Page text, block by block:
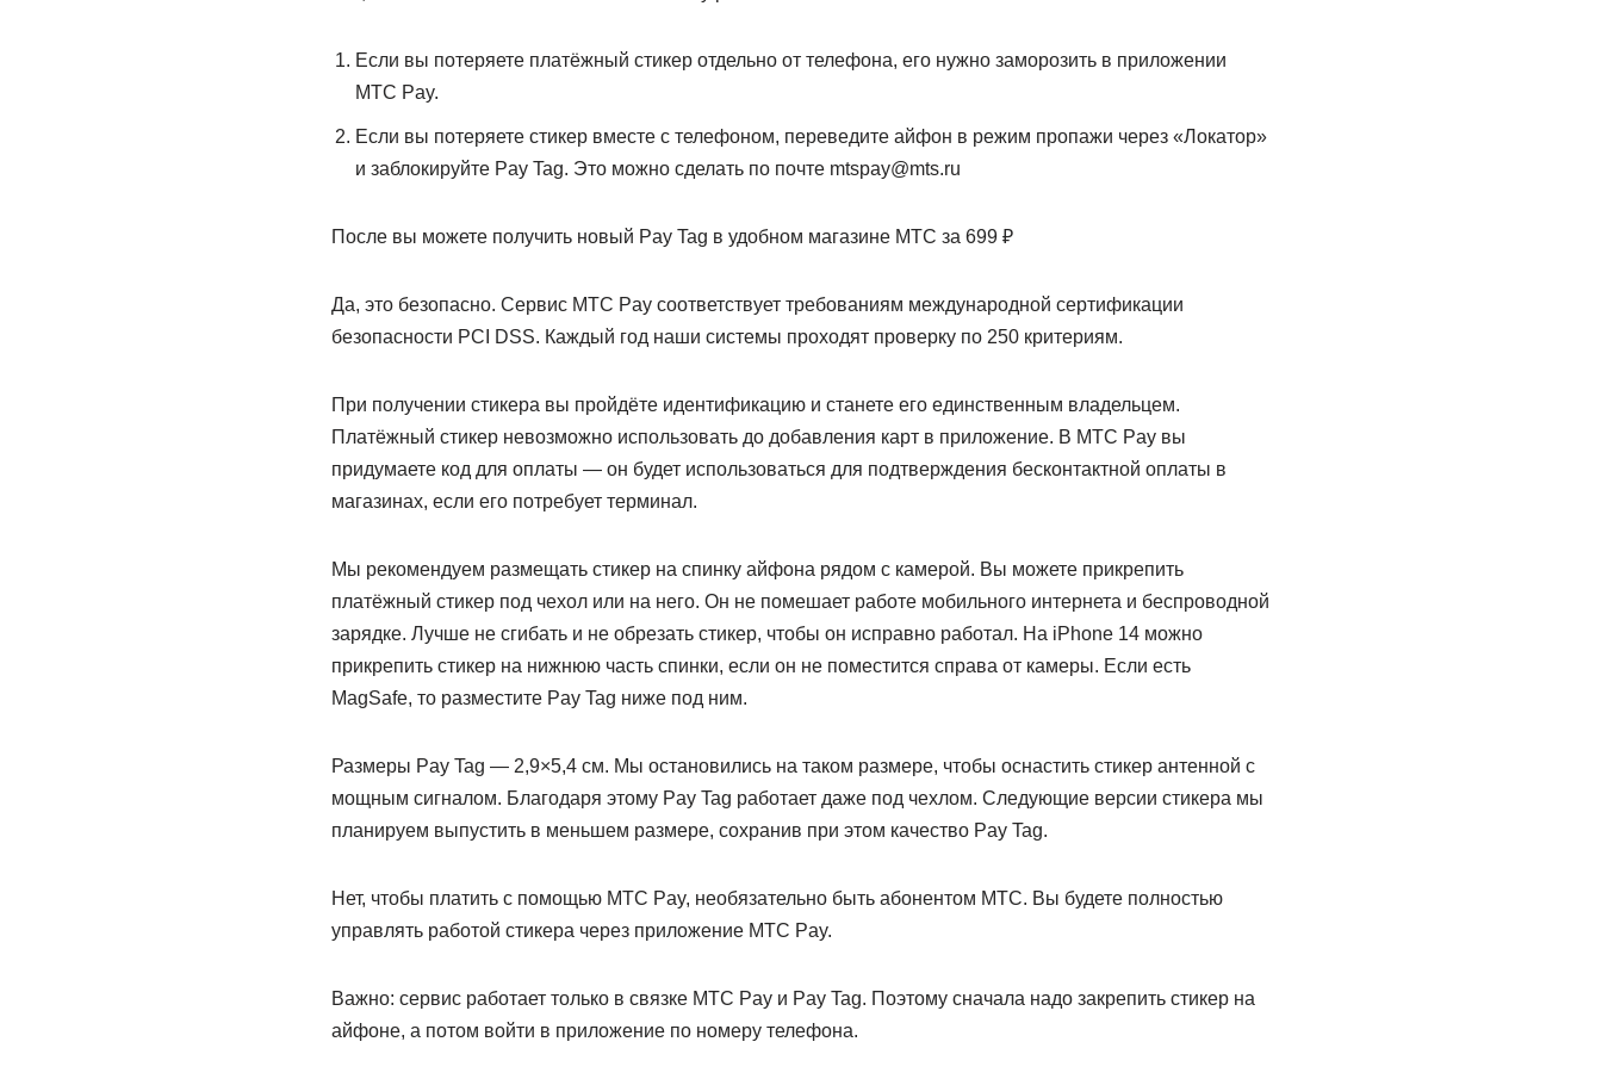
Если вы потеряете платёжный стикер отдельно от телефона, его нужно заморозить в приложении
МТС Pay.
Если вы потеряете стикер вместе с телефоном, переведите айфон в режим пропажи через «Локатор»
и заблокируйте Pay Tag. Это можно сделать по почте mtspay@mts.ru
После вы можете получить новый Pay Tag в удобном магазине МТС за 699 ₽
Да, это безопасно. Сервис МТС Pay соответствует требованиям международной сертификации
безопасности PCI DSS. Каждый год наши системы проходят проверку по 250 критериям.
При получении стикера вы пройдёте идентификацию и станете его единственным владельцем.
Платёжный стикер невозможно использовать до добавления карт в приложение. В МТС Pay вы
придумаете код для оплаты — он будет использоваться для подтверждения бесконтактной оплаты в
магазинах, если его потребует терминал.
Мы рекомендуем размещать стикер на спинку айфона рядом с камерой. Вы можете прикрепить
платёжный стикер под чехол или на него. Он не помешает работе мобильного интернета и беспроводной
зарядке. Лучше не сгибать и не обрезать стикер, чтобы он исправно работал. На iPhone 14 можно
прикрепить стикер на нижнюю часть спинки, если он не поместится справа от камеры. Если есть
MagSafe, то разместите Pay Tag ниже под ним.
Размеры Pay Tag — 2,9×5,4 см. Мы остановились на таком размере, чтобы оснастить стикер антенной с
мощным сигналом. Благодаря этому Pay Tag работает даже под чехлом. Следующие версии стикера мы
планируем выпустить в меньшем размере, сохранив при этом качество Pay Tag.
Нет, чтобы платить с помощью МТС Pay, необязательно быть абонентом МТС. Вы будете полностью
управлять работой стикера через приложение МТС Pay.
Важно: сервис работает только в связке МТС Pay и Pay Tag. Поэтому сначала надо закрепить стикер на
айфоне, а потом войти в приложение по номеру телефона.